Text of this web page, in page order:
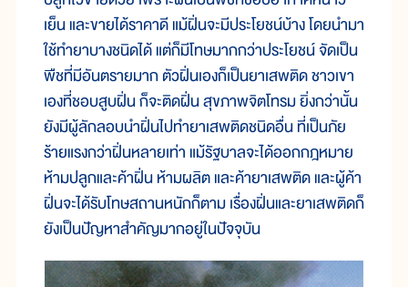
เย็น และขายได้ราคาดี แม้ฝิ่นจะมีประโยชน์บ้าง โดยนำมา
ใช้ทำยาบางชนิดได้ แต่ก็มีโทษมากกว่าประโยชน์ จัดเป็น
พืชที่มีอันตรายมาก ตัวฝิ่นเองก็เป็นยาเสพติด ชาวเขา
เองที่ชอบสูบฝิ่น ก็จะติดฝิ่น สุขภาพจิตโทรม ยิ่งกว่านั้น
ยังมีผู้ลักลอบนำฝิ่นไปทำยาเสพติดชนิดอื่น ที่เป็นภัย
ร้ายแรงกว่าฝิ่นหลายเท่า แม้รัฐบาลจะได้ออกกฎหมาย
ห้ามปลูกและค้าฝิ่น ห้ามผลิต และค้ายาเสพติด และผู้ค้า
ฝิ่นจะได้รับโทษสถานหนักก็ตาม เรื่องฝิ่นและยาเสพติดก็
ยังเป็นปัญหาสำคัญมากอยู่ในปัจจุบัน